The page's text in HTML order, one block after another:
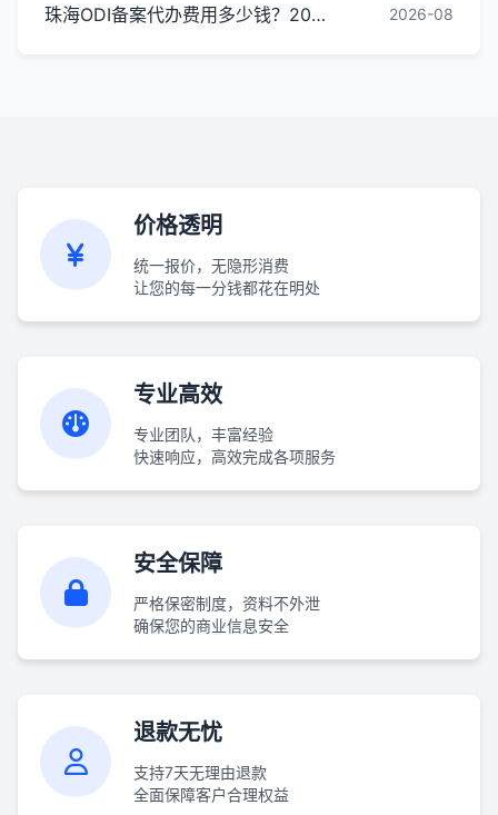
珠海ODI备案代办费用多少钱？2026最新收费标准 2026-08
价格透明
统一报价，无隐形消费
让您的每一分钱都花在明处
专业高效
专业团队，丰富经验
快速响应，高效完成各项服务
安全保障
严格保密制度，资料不外泄
确保您的商业信息安全
退款无忧
支持7天无理由退款
全面保障客户合理权益